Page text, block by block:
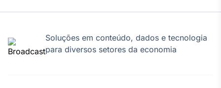
Soluções em conteúdo, dados e tecnologia
para diversos setores da economia